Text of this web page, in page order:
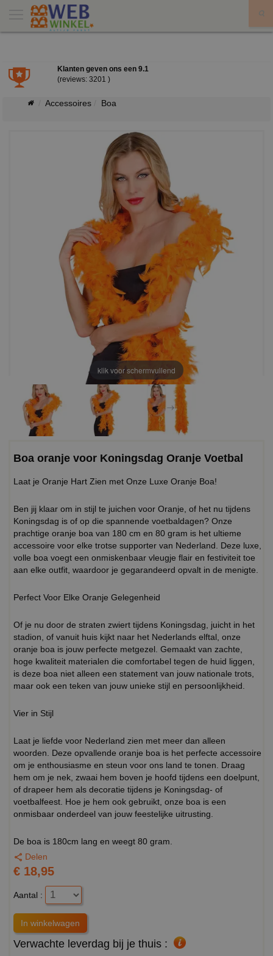
Klanten geven ons een 9.1
(reviews: 3201 )
Accessoires Boa
klik voor schermvullend
Boa oranje voor Koningsdag Oranje Voetbal
Laat je Oranje Hart Zien met Onze Luxe Oranje Boa!
Ben jij klaar om in stijl te juichen voor Oranje, of het nu tijdens
Koningsdag is of op die spannende voetbaldagen? Onze
prachtige oranje boa van 180 cm en 80 gram is het ultieme
accessoire voor elke trotse supporter van Nederland. Deze luxe,
volle boa voegt een onmiskenbaar vleugje flair en festiviteit toe
aan elke outfit, waardoor je gegarandeerd opvalt in de menigte.
Perfect Voor Elke Oranje Gelegenheid
Of je nu door de straten zwiert tijdens Koningsdag, juicht in het
stadion, of vanuit huis kijkt naar het Nederlands elftal, onze
oranje boa is jouw perfecte metgezel. Gemaakt van zachte,
hoge kwaliteit materialen die comfortabel tegen de huid liggen,
is deze boa niet alleen een statement van jouw nationale trots,
maar ook een teken van jouw unieke stijl en persoonlijkheid.
Vier in Stijl
Laat je liefde voor Nederland zien met meer dan alleen
woorden. Deze opvallende oranje boa is het perfecte accessoire
om je enthousiasme en steun voor ons land te tonen. Draag
hem om je nek, zwaai hem boven je hoofd tijdens een doelpunt,
of drapeer hem als decoratie tijdens je Koningsdag- of
voetbalfeest. Hoe je hem ook gebruikt, onze boa is een
onmisbaar onderdeel van jouw feestelijke uitrusting.
De boa is 180cm lang en weegt 80 gram.
Delen
€ 18,95
Aantal :
Verwachte leverdag bij je thuis :